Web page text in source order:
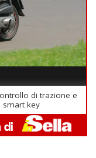
di trazione e
smart key